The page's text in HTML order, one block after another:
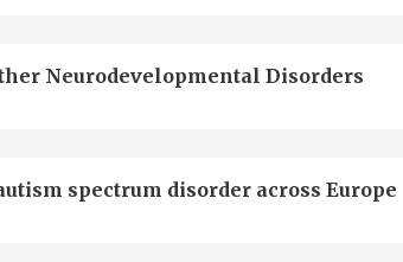
Neurodevelopmental Disorders
spectrum disorder across Europe